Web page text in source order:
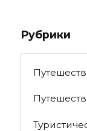
Рубрики